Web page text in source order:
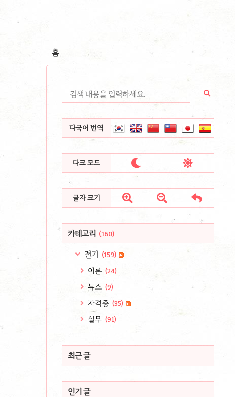
홈
다국어 번역
다크 모드  
글자 크기   
카테고리 (160)
전기 (159)
이론 (24)
뉴스 (9)
자격증 (35)
실무 (91)
최근 글
인기 글